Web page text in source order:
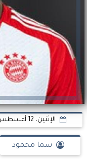
الإثنين، 12 أغسطس 2024
سما محمود